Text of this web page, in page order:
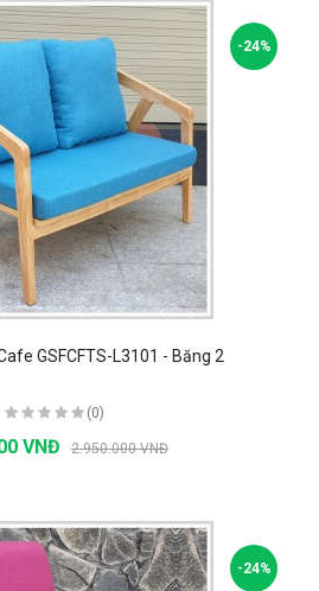
-24%
GSFCFTS-L3101 - Băng 2
(0)
VNĐ 2.950.000 VNĐ
-24%